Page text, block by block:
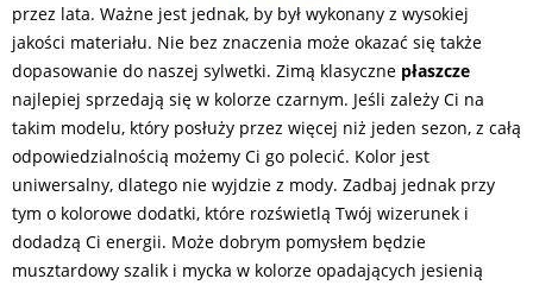
przez lata. Ważne jest jednak, by był wykonany z wysokiej
jakości materiału. Nie bez znaczenia może okazać się także
dopasowanie do naszej sylwetki. Zimą klasyczne płaszcze
najlepiej sprzedają się w kolorze czarnym. Jeśli zależy Ci na
takim modelu, który posłuży przez więcej niż jeden sezon, z całą
odpowiedzialnością możemy Ci go polecić. Kolor jest
uniwersalny, dlatego nie wyjdzie z mody. Zadbaj jednak przy
tym o kolorowe dodatki, które rozświetlą Twój wizerunek i
dodadzą Ci energii. Może dobrym pomysłem będzie
musztardowy szalik i mycka w kolorze opadających jesienią